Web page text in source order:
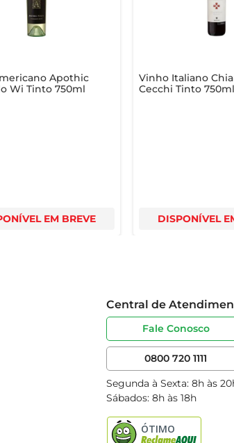
Apothic
Wi Tinto 750ml
EM BREVE
Vinho Italiano
Cecchi Tinto 750ml
DISPONÍVEL
Central de
Fale Conosco
0800 720 1111
Segunda à Sexta: 8h às
Sábados: 8h às 18h